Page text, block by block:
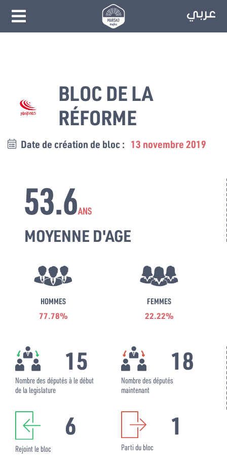
BLOC DE LA
RÉFORME
Date de création de bloc : 13 novembre 2019
53.6ANS
MOYENNE D'AGE
HOMMES
77.78%
FEMMES
22.22%
15
Nombre des députés à le début
de la legislature
18
Nombre des députés
maintenant
6
Rejoint le bloc
1
Parti du bloc